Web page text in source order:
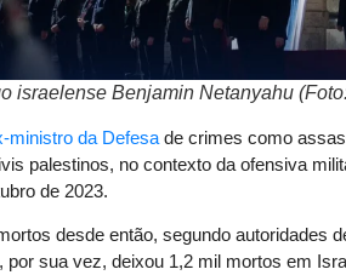
israelense Benjamin Netanyahu
ministro da Defesa de crimes como
palestinos, no contexto da ofensiva
de 2023.
desde então, segundo autoridades
por sua vez, deixou 1,2 mil mortos em